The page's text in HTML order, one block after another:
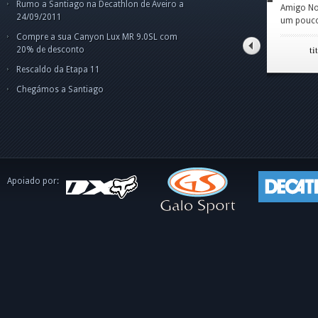
Rumo a Santiago na Decathlon de Aveiro a
24/09/2011
Compre a sua Canyon Lux MR 9.0SL com
20% de desconto
Rescaldo da Etapa 11
Chegámos a Santiago
Amigo Norberto,fiquei
tito alves pinto
o
Olá
o
Apoiado por: